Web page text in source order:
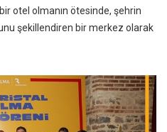
otel olmanın ötesinde, şehrin
şekillendiren bir merkez olarak